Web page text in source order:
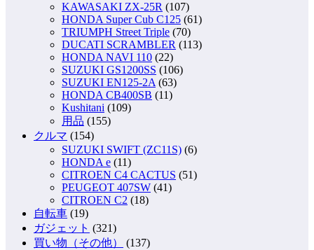
KAWASAKI ZX-25R (107)
HONDA Super Cub C125 (61)
TRIUMPH Street Triple (70)
DUCATI SCRAMBLER (113)
HONDA NAVI 110 (22)
SUZUKI GS1200SS (106)
SUZUKI EN125-2A (63)
HONDA CB400SB (11)
Kushitani (109)
用品 (155)
クルマ (154)
SUZUKI SWIFT (ZC11S) (6)
HONDA e (11)
CITROEN C4 CACTUS (51)
PEUGEOT 407SW (41)
CITROEN C2 (18)
自転車 (19)
ガジェット (321)
買い物（その他）
(137)